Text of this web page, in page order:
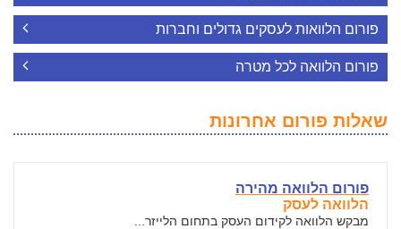
פורום הלוואות לעסקים גדולים וחברות
פורום הלוואה לכל מטרה
שאלות פורום אחרונות
פורום הלוואה מהירה
הלוואה לעסק
מבקש הלוואה לקידום העסק בתחום הלייזר...